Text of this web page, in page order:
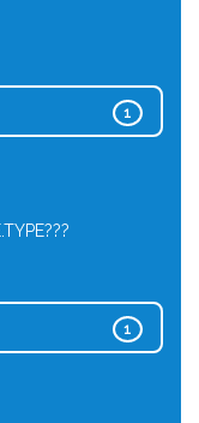
1
1